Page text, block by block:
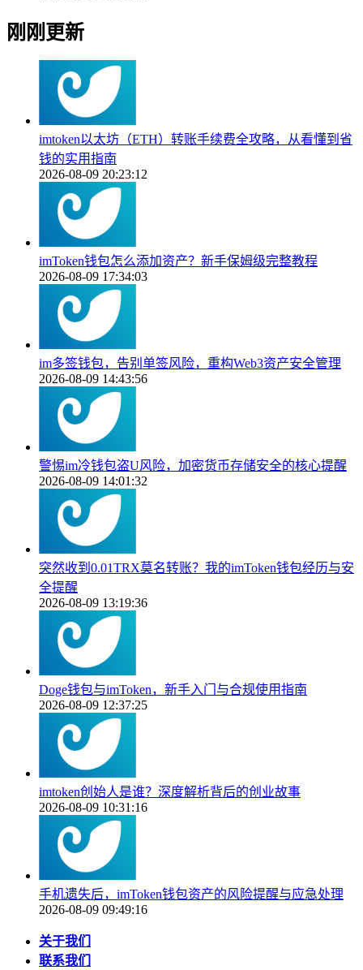
刚刚更新
imtoken以太坊（ETH）转账手续费全攻略，从看懂到省
钱的实用指南
2026-08-09 20:23:12
imToken钱包怎么添加资产？新手保姆级完整教程
2026-08-09 17:34:03
im多签钱包，告别单签风险，重构Web3资产安全管理
2026-08-09 14:43:56
警惕im冷钱包盗U风险，加密货币存储安全的核心提醒
2026-08-09 14:01:32
突然收到0.01TRX莫名转账？我的imToken钱包经历与安
全提醒
2026-08-09 13:19:36
Doge钱包与imToken，新手入门与合规使用指南
2026-08-09 12:37:25
imtoken创始人是谁？深度解析背后的创业故事
2026-08-09 10:31:16
手机遗失后，imToken钱包资产的风险提醒与应急处理
2026-08-09 09:49:16
关于我们
联系我们